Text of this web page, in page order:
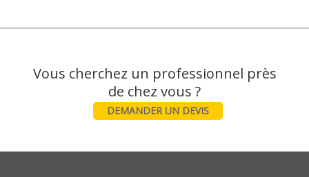
Vous cherchez un professionnel près
DEMANDER UN DEVIS